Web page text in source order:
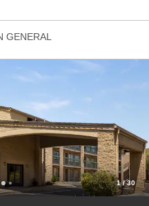
GENERAL
1/30